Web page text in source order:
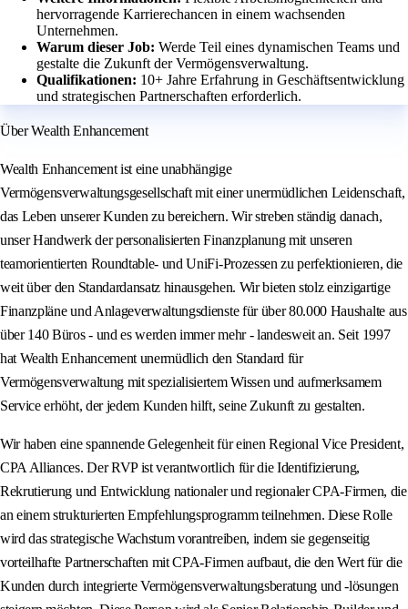
hervorragende Karrierechancen in einem wachsenden
Unternehmen.
Warum dieser Job: Werde Teil eines dynamischen Teams und
gestalte die Zukunft der Vermögensverwaltung.
Qualifikationen: 10+ Jahre Erfahrung in Geschäftsentwicklung
und strategischen Partnerschaften erforderlich.
Über Wealth Enhancement
Wealth Enhancement ist eine unabhängige
Vermögensverwaltungsgesellschaft mit einer unermüdlichen Leidenschaft,
das Leben unserer Kunden zu bereichern. Wir streben ständig danach,
unser Handwerk der personalisierten Finanzplanung mit unseren
teamorientierten Roundtable- und UniFi-Prozessen zu perfektionieren, die
weit über den Standardansatz hinausgehen. Wir bieten stolz einzigartige
Finanzpläne und Anlageverwaltungsdienste für über 80.000 Haushalte aus
über 140 Büros - und es werden immer mehr - landesweit an. Seit 1997
hat Wealth Enhancement unermüdlich den Standard für
Vermögensverwaltung mit spezialisiertem Wissen und aufmerksamem
Service erhöht, der jedem Kunden hilft, seine Zukunft zu gestalten.
Wir haben eine spannende Gelegenheit für einen Regional Vice President,
CPA Alliances. Der RVP ist verantwortlich für die Identifizierung,
Rekrutierung und Entwicklung nationaler und regionaler CPA-Firmen, die
an einem strukturierten Empfehlungsprogramm teilnehmen. Diese Rolle
wird das strategische Wachstum vorantreiben, indem sie gegenseitig
vorteilhafte Partnerschaften mit CPA-Firmen aufbaut, die den Wert für die
Kunden durch integrierte Vermögensverwaltungsberatung und -lösungen